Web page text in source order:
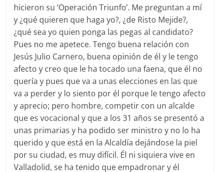
hicieron su ‘Operación Triunfo’. Me preguntan a mí
y ¿qué quieren que haga yo?, ¿de Risto Mejide?,
¿qué sea yo quien ponga las pegas al candidato?
Pues no me apetece. Tengo buena relación con
Jesús Julio Carnero, buena opinión de él y le tengo
afecto y creo que le ha tocado una faena, que él no
quería y pues que va a unas elecciones en las que
va a perder y lo siento por él porque le tengo afecto
y aprecio; pero hombre, competir con un alcalde
que es vocacional y que a los 31 años se presentó a
unas primarias y ha podido ser ministro y no lo ha
querido y que está en la Alcaldía dejándose la piel
por su ciudad, es muy difícil. Él ni siquiera vive en
Valladolid, se ha tenido que empadronar y él